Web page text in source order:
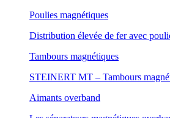
Poulies magnétiques
Distribution élevée de fer avec
Tambours magnétiques
STEINERT MT – Tambours
Aimants overband